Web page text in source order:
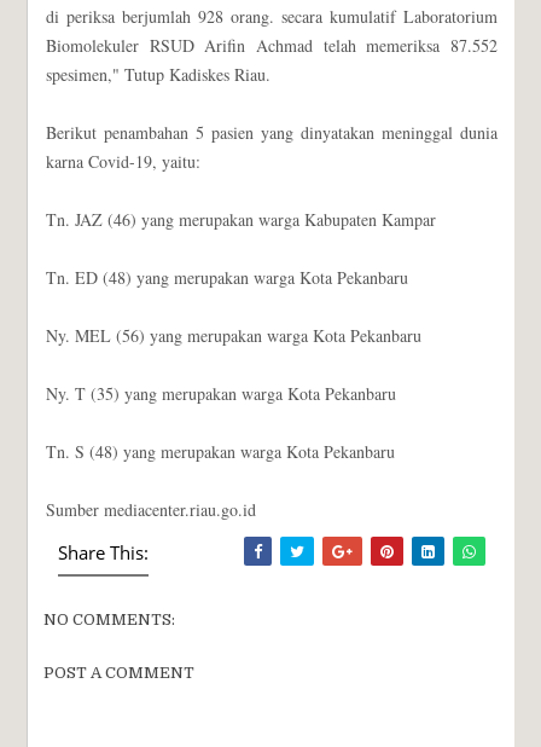
di periksa berjumlah 928 orang. secara kumulatif Laboratorium
Biomolekuler RSUD Arifin Achmad telah memeriksa 87.552
spesimen," Tutup Kadiskes Riau.
Berikut penambahan 5 pasien yang dinyatakan meninggal dunia
karna Covid-19, yaitu:
Tn. JAZ (46) yang merupakan warga Kabupaten Kampar
Tn. ED (48) yang merupakan warga Kota Pekanbaru
Ny. MEL (56) yang merupakan warga Kota Pekanbaru
Ny. T (35) yang merupakan warga Kota Pekanbaru
Tn. S (48) yang merupakan warga Kota Pekanbaru
Sumber mediacenter.riau.go.id
Share This:
NO COMMENTS:
POST A COMMENT